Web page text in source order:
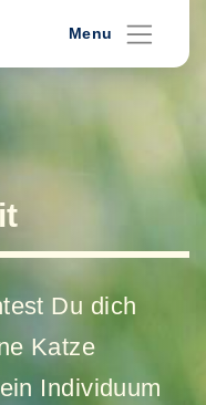
Menu
Du dich
Katze
Individuum